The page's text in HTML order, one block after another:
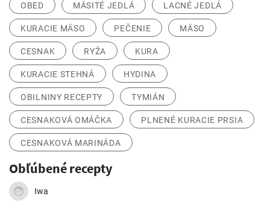
OBED MÄSITÉ JEDLÁ LACNÉ JEDLÁ
KURACIE MÄSO PEČENIE MÄSO
CESNAK RYŽA KURA
KURACIE STEHNÁ HYDINA
OBILNINY RECEPTY TYMIÁN
CESNAKOVÁ OMÁČKA PLNENÉ KURACIE PRSIA
CESNAKOVÁ MARINÁDA
Obľúbené recepty
Iwa